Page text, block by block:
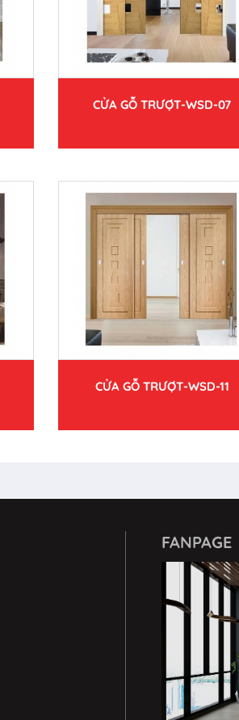
CỬA GỖ TRƯỢT-WSD-07
CỬA GỖ TRƯỢT-WSD-11
FANPAGE